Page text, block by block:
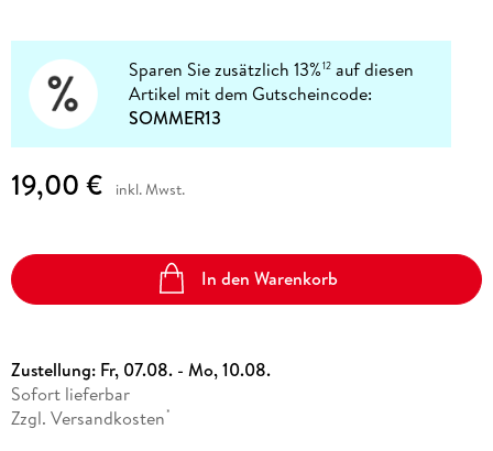
Sparen Sie zusätzlich 13%12 auf diesen
Artikel mit dem Gutscheincode:
SOMMER13
19,00 € inkl. Mwst.
In den Warenkorb
Zustellung: Fr, 07.08. - Mo, 10.08.
Sofort lieferbar
Zzgl. Versandkosten *